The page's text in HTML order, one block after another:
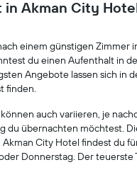
Akman City
einem günstigen Zimmer
du einen Aufenthalt in
Angebote lassen sich in
finden.
auch variieren, je
du übernachten möchtest.
Akman City Hotel findest du
Donnerstag. Der teuerste